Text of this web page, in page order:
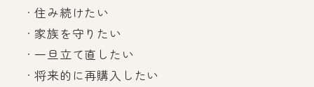
· 住み続けたい
· 家族を守りたい
· 一旦立て直したい
· 将来的に再購入したい